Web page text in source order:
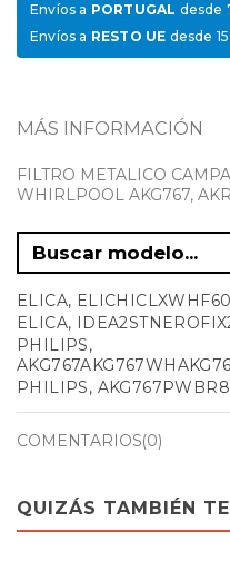
Envíos a PORTUGAL desde
Envíos a RESTO UE desde
MÁS INFORMACIÓN
FILTRO METALICO
WHIRLPOOL AKG767,
ELICA,
ELICA,
PHILIPS,
PHILIPS,
PHILIPS,
WHIRLPOOL,
WHAKG767-PW-BR
WHIRLPOOL,
WHIRLPOOL,
COMENTARIOS(0)
QUIZÁS TAMBIÉN